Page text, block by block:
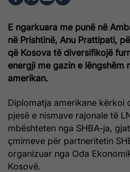
E ngarkuara me punë në
në Prishtinë, Anu Prattipati,
që Kosova të diversifikojë
energji me gazin e lëngshëm
amerikan.
Diplomatja amerikane kërkoi
pjesë e nismave rajonale të
mbështeten nga SHBA-ja,
çmimeve për partneritetin
organizuar nga Oda
Kosovë.